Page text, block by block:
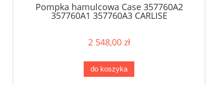
Pompka hamulcowa Case 357760A2
357760A1 357760A3 CARLISE
2 548,00 zł
do koszyka